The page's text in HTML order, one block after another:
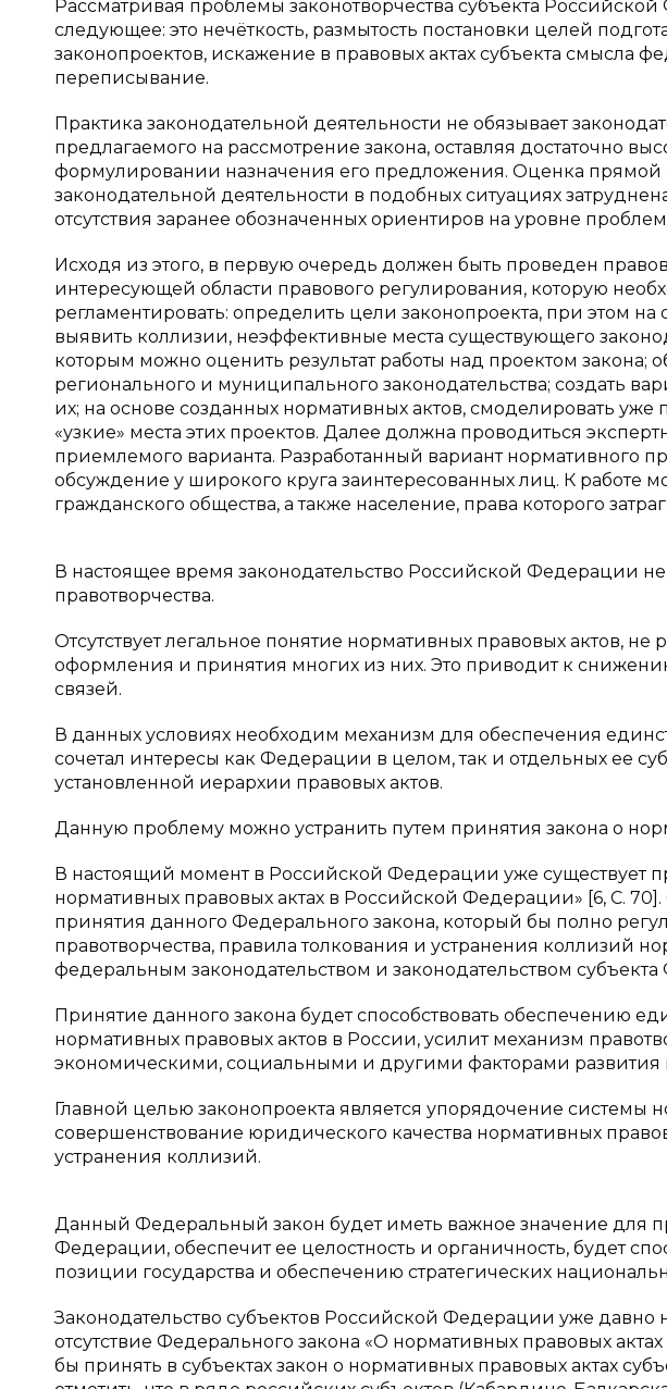
Рассматривая проблемы законотворчества субъекта
следующее: это нечёткость, размытость постановки целей
законопроектов, искажение в правовых актах субъекта смысла
переписывание.
Практика законодательной деятельности не обязывает
предлагаемого на рассмотрение закона, оставляя достаточно
формулировании назначения его предложения. Оценка прямой
законодательной деятельности в подобных ситуациях
отсутствия заранее обозначенных ориентиров на уровне
Исходя из этого, в первую очередь должен быть проведен
интересующей области правового регулирования, которую
регламентировать: определить цели законопроекта, при этом на
выявить коллизии, неэффективные места существующего
которым можно оценить результат работы над проектом
регионального и муниципального законодательства; создать
их; на основе созданных нормативных актов, смоделировать
«узкие» места этих проектов. Далее должна проводиться
приемлемого варианта. Разработанный вариант нормативного
обсуждение у широкого круга заинтересованных лиц. К работе
гражданского общества, а также население, права которого
В настоящее время законодательство Российской Федерации
правотворчества.
Отсутствует легальное понятие нормативных правовых актов,
оформления и принятия многих из них. Это приводит к
связей.
В данных условиях необходим механизм для обеспечения
сочетал интересы как Федерации в целом, так и отдельных ее
установленной иерархии правовых актов.
Данную проблему можно устранить путем принятия закона о
В настоящий момент в Российской Федерации уже существует
нормативных правовых актах в Российской Федерации» [6, C.
принятия данного Федерального закона, который бы полно
правотворчества, правила толкования и устранения коллизий
федеральным законодательством и законодательством
Принятие данного закона будет способствовать обеспечению
нормативных правовых актов в России, усилит механизм
экономическими, социальными и другими факторами развития
Главной целью законопроекта является упорядочение системы
совершенствование юридического качества нормативных
устранения коллизий.
Данный Федеральный закон будет иметь важное значение для
Федерации, обеспечит ее целостность и органичность, будет
позиции государства и обеспечению стратегических
Законодательство субъектов Российской Федерации уже давно
отсутствие Федерального закона «О нормативных правовых
бы принять в субъектах закон о нормативных правовых актах